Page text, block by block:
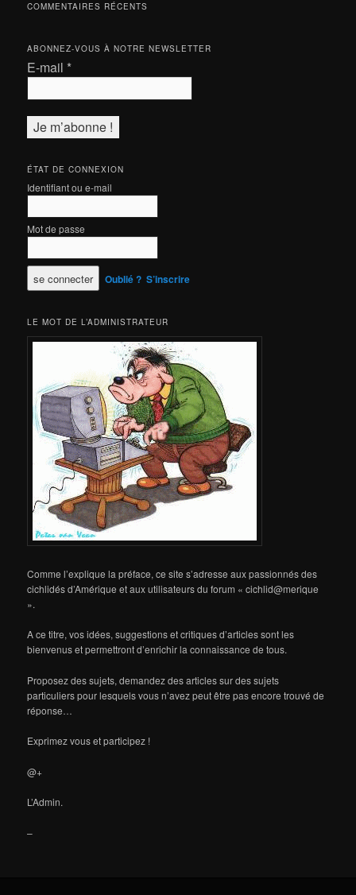
COMMENTAIRES RÉCENTS
ABONNEZ-VOUS À NOTRE NEWSLETTER
E-mail *
ÉTAT DE CONNEXION
Identifiant ou e-mail
Mot de passe
Oublié ? S’inscrire
LE MOT DE L’ADMINISTRATEUR
Comme l’explique la préface, ce site s’adresse aux passionnés des
cichlidés d’Amérique et aux utilisateurs du forum « cichlid@merique
».
A ce titre, vos idées, suggestions et critiques d’articles sont les
bienvenus et permettront d’enrichir la connaissance de tous.
Proposez des sujets, demandez des articles sur des sujets
particuliers pour lesquels vous n’avez peut être pas encore trouvé de
réponse…
Exprimez vous et participez !
@+
L’Admin.
–